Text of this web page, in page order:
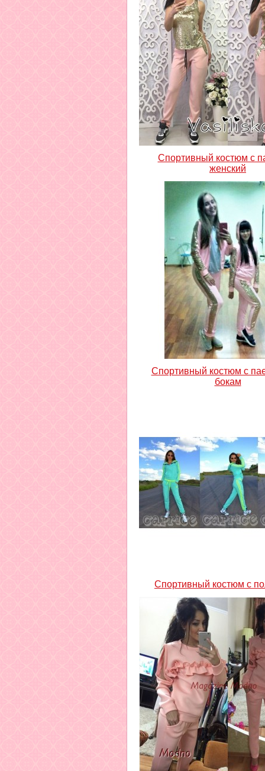
Спортивный костюм с
женский
Спортивный костюм с
бокам
Спортивный костюм с